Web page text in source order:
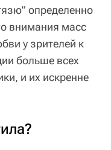
определенно
внимания масс
у зрителей к
больше всех
и их искренне